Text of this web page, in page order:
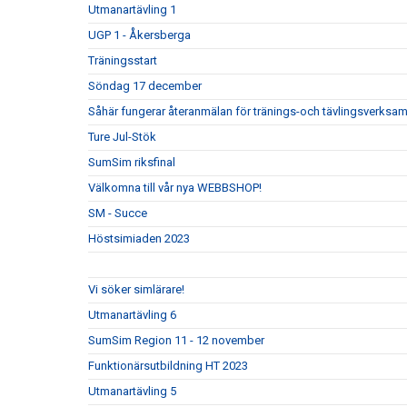
Utmanartävling 1
UGP 1 - Åkersberga
Träningsstart
Söndag 17 december
Såhär fungerar återanmälan för tränings-och
Ture Jul-Stök
SumSim riksfinal
Välkomna till vår nya WEBBSHOP!
SM - Succe
Höstsimiaden 2023
Vi söker simlärare!
Utmanartävling 6
SumSim Region 11 - 12 november
Funktionärsutbildning HT 2023
Utmanartävling 5